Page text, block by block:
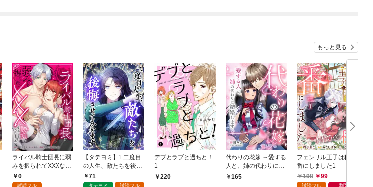
もっと見る
ライバル騎士団長に弱
みを握られてXXXな勝
負をすることになりま
した第1話
0
試読フル
【タテヨミ】1.二度目
の人生、敵たちを後悔
させてみせます
71
タテヨミ 試読フル
デブとラブと過ちと！
1
220
代わりの花嫁 ～愛する
人と、姉の代わりに結
婚します～ 1
165
フェンリル王子は私を
番にしました1
198
99
試読フル 割引